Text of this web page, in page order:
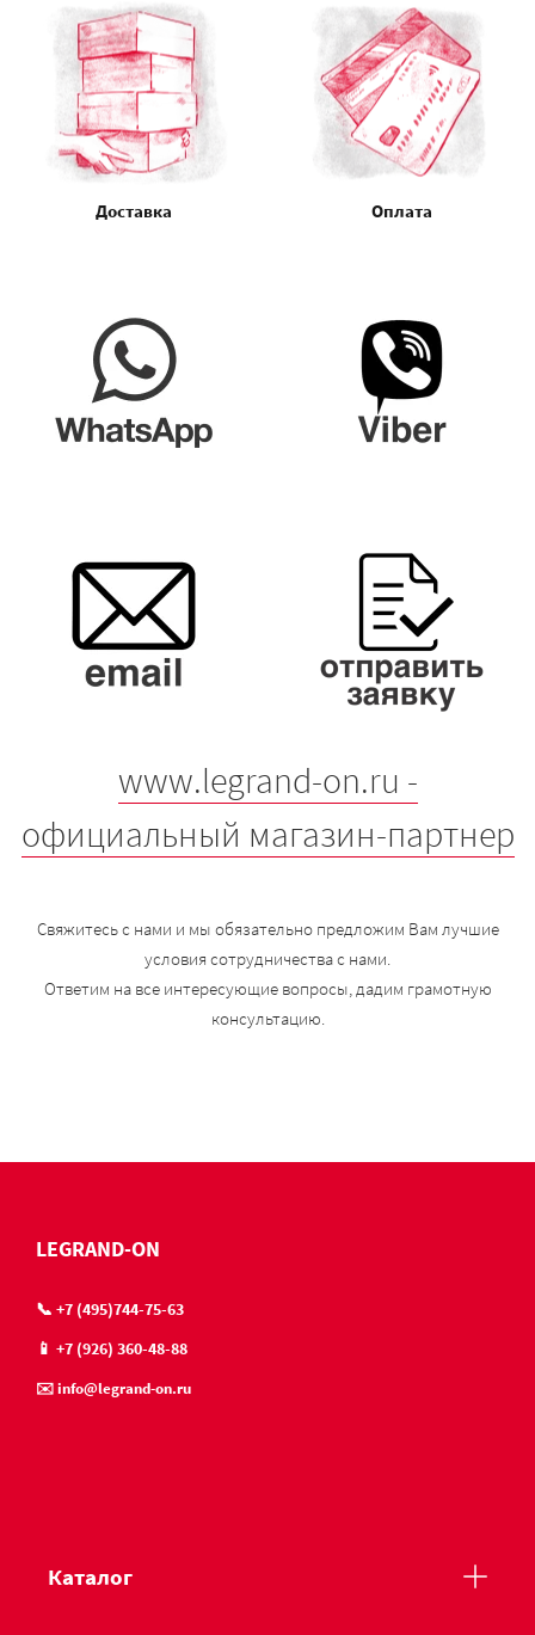
Доставка Оплата
www.legrand-on.ru -
официальный магазин-партнер
Свяжитесь с нами и мы обязательно предложим Вам лучшие
условия сотрудничества с нами.
Ответим на все интересующие вопросы, дадим грамотную
консультацию.
LEGRAND-ON
📞 +7 (495)744-75-63
📱 +7 (926) 360-48-88
✉️ info@legrand-on.ru
Каталог